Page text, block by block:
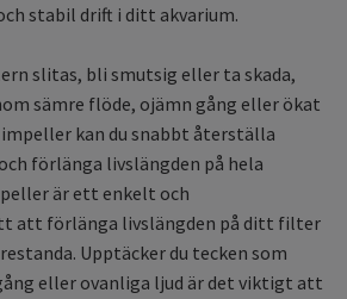
stabil drift i ditt akvarium.
slitas, bli smutsig eller ta skada,
sämre flöde, ojämn gång eller ökat
kan du snabbt återställa
förlänga livslängden på hela
är ett enkelt och
att förlänga livslängden på ditt filter
Upptäcker du tecken som
eller ovanliga ljud är det viktigt att